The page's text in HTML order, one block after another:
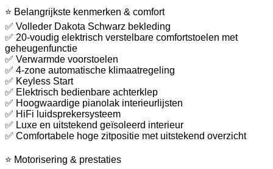
⭐ Belangrijkste kenmerken & comfort
✅ Volleder Dakota Schwarz bekleding
✅ 20-voudig elektrisch verstelbare comfortstoelen met
geheugenfunctie
✅ Verwarmde voorstoelen
✅ 4-zone automatische klimaatregeling
✅ Keyless Start
✅ Elektrisch bedienbare achterklep
✅ Hoogwaardige pianolak interieurlijsten
✅ HiFi luidsprekersysteem
✅ Luxe en uitstekend geïsoleerd interieur
✅ Comfortabele hoge zitpositie met uitstekend overzicht
⭐ Motorisering & prestaties